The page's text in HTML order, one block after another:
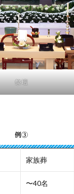
祭壇
例③
家族葬
〜40名